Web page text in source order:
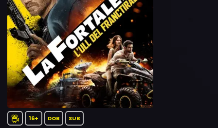
16+ DOB SUB